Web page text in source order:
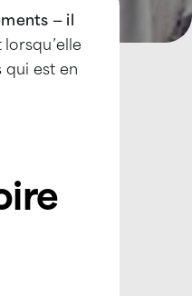
— il
est en